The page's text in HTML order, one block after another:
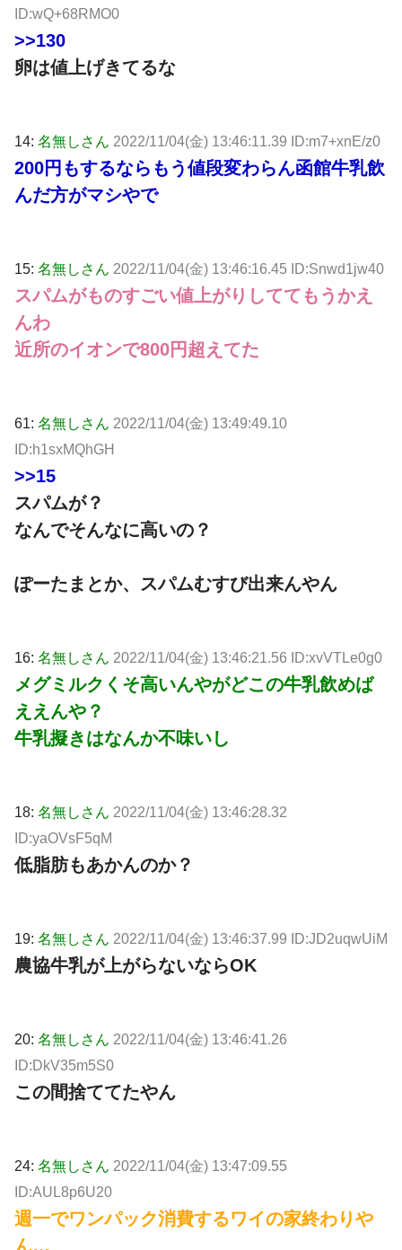
ID:wQ+68RMO0
>>130
卵は値上げきてるな
14: 名無しさん 2022/11/04(金) 13:46:11.39 ID:m7+xnE/z0
200円もするならもう値段変わらん函館牛乳飲
んだ方がマシやで
15: 名無しさん 2022/11/04(金) 13:46:16.45 ID:Snwd1jw40
スパムがものすごい値上がりしててもうかえ
んわ
近所のイオンで800円超えてた
61: 名無しさん 2022/11/04(金) 13:49:49.10
ID:h1sxMQhGH
>>15
スパムが？
なんでそんなに高いの？
ぽーたまとか、スパムむすび出来んやん
16: 名無しさん 2022/11/04(金) 13:46:21.56 ID:xvVTLe0g0
メグミルクくそ高いんやがどこの牛乳飲めば
ええんや？
牛乳擬きはなんか不味いし
18: 名無しさん 2022/11/04(金) 13:46:28.32
ID:yaOVsF5qM
低脂肪もあかんのか？
19: 名無しさん 2022/11/04(金) 13:46:37.99 ID:JD2uqwUiM
農協牛乳が上がらないならOK
20: 名無しさん 2022/11/04(金) 13:46:41.26
ID:DkV35m5S0
この間捨ててたやん
24: 名無しさん 2022/11/04(金) 13:47:09.55
ID:AUL8p6U20
週一でワンパック消費するワイの家終わりや
ん…